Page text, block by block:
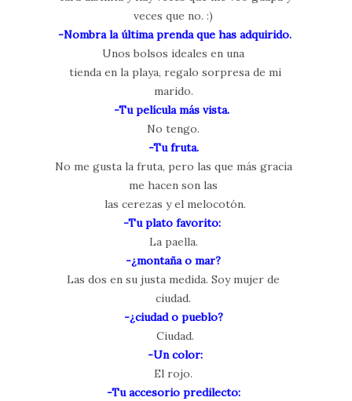
veces que no. :)
-Nombra la última prenda que has adquirido.
Unos bolsos ideales en una
tienda en la playa, regalo sorpresa de mi
marido.
-Tu película más vista.
No tengo.
-Tu fruta.
No me gusta la fruta, pero las que más gracia
me hacen son las
las cerezas y el melocotón.
-Tu plato favorito:
La paella.
-¿montaña o mar?
Las dos en su justa medida. Soy mujer de
ciudad.
-¿ciudad o pueblo?
Ciudad.
-Un color:
El rojo.
-Tu accesorio predilecto: